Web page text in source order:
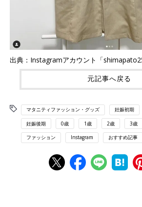
出典：Instagramアカウント「
元記事へ戻る
マタニティファッション・グッズ 妊娠初期
妊娠後期 0歳 1歳 2歳 3歳
ファッション Instagram おすすめ記事